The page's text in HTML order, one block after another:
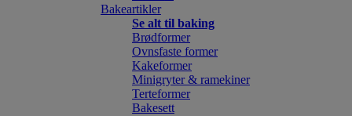
Bakeartikler
Se alt til baking
Brødformer
Ovnsfaste former
Kakeformer
Minigryter & ramekiner
Terteformer
Bakesett